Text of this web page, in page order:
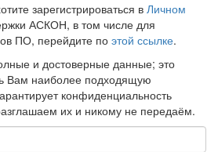
зарегистрироваться в Личном
АСКОН, в том числе для
ПО, перейдите по этой ссылке.
и достоверные данные; это
Вам наиболее подходящую
конфиденциальность
их и никому не передаём.